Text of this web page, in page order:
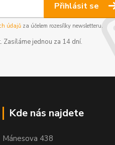
Přihlásit se
údajůza účelem rozesílky newsletteru.
Zasíláme jednou za 14 dní.
Kde nás najdete
Mánesova 438